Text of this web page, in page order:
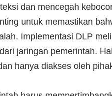
dan mencegah
untuk memastikan
Implementasi DLP
jaringan pemerintah.
hanya diakses oleh